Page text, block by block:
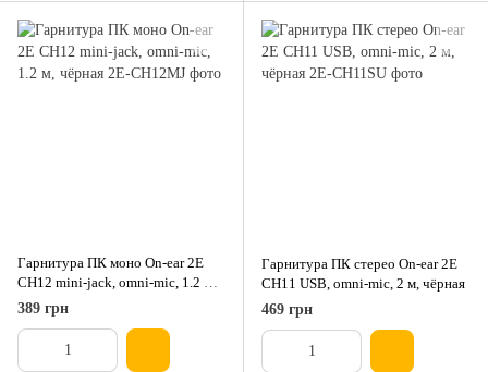
Гарнитура ПК моно On-ear 2E
CH12 mini-jack, omni-mic, 1.2 м,
чёрная
389 грн
Гарнитура ПК стерео On-ear 2E
CH11 USB, omni-mic, 2 м, чёрная
469 грн